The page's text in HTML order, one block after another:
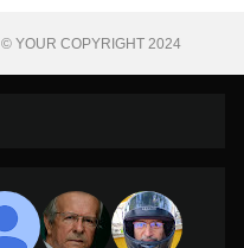
YOUR COPYRIGHT 2024